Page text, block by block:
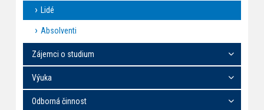
Lidé
Absolventi
Zájemci o studium
Výuka
Odborná činnost